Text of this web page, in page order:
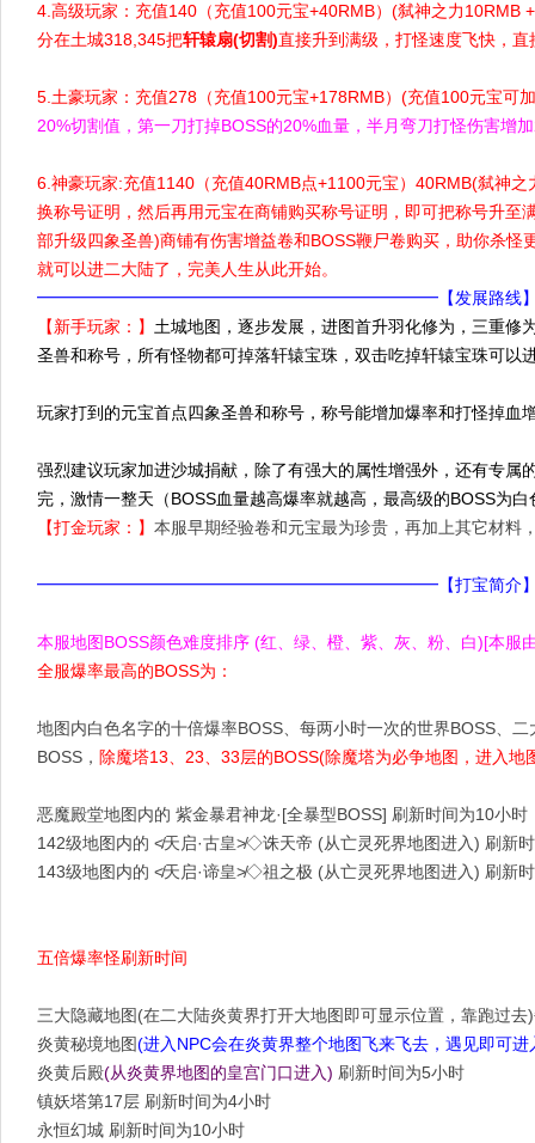
4.高级玩家：充值140（充值100元宝+40RMB）(弑神之力10RMB
分在土城318,345把轩辕扇(切割)直接升到满级，打怪速度飞快，直
5.土豪玩家：充值278（充值100元宝+178RMB）(充值100元宝可
20%切割值，第一刀打掉BOSS的20%血量，半月弯刀打怪伤害增
6.神豪玩家:充值1140（充值40RMB点+1100元宝）40RMB(弑神
换称号证明，然后再用元宝在商铺购买称号证明，即可把称号升
部升级四象圣兽)商铺有伤害增益卷和BOSS鞭尸卷购买，助你杀
就可以进二大陆了，完美人生从此开始。
━━━━━━━━━━━━━━━━━━━━━━━━【发展路
【新手玩家：】 土城地图，逐步发展，进图首升羽化修为，三重修
圣兽和称号，所有怪物都可掉落轩辕宝珠，双击吃掉轩辕宝珠可以
玩家打到的元宝首点四象圣兽和称号，称号能增加爆率和打怪掉血
强烈建议玩家加进沙城捐献，除了有强大的属性增强外，还有专
完，激情一整天（BOSS血量越高爆率就越高，最高级的BOSS为白
【打金玩家：】 本服早期经验卷和元宝最为珍贵，再加上其它材料
━━━━━━━━━━━━━━━━━━━━━━━━【打宝简
本服地图BOSS颜色难度排序 (红、绿、橙、紫、灰、粉、白)[本
全服爆率最高的BOSS为：
地图内白色名字的十倍爆率BOSS、每两小时一次的世界BOSS、
BOSS， 除魔塔13、23、33层的BOSS(除魔塔为必争地图，进入
恶魔殿堂地图内的 紫金暴君神龙·[全暴型BOSS] 刷新时间为10小时
142级地图内的 ≮天启·古皇≯◇诛天帝 (从亡灵死界地图进入) 刷新
143级地图内的 ≮天启·谛皇≯◇祖之极 (从亡灵死界地图进入) 刷新
五倍爆率怪刷新时间
三大隐藏地图(在二大陆炎黄界打开大地图即可显示位置，靠跑过
炎黄秘境地图(进入NPC会在炎黄界整个地图飞来飞去，遇见即可进
炎黄后殿(从炎黄界地图的皇宫门口进入) 刷新时间为5小时
镇妖塔第17层 刷新时间为4小时
永恒幻城 刷新时间为10小时